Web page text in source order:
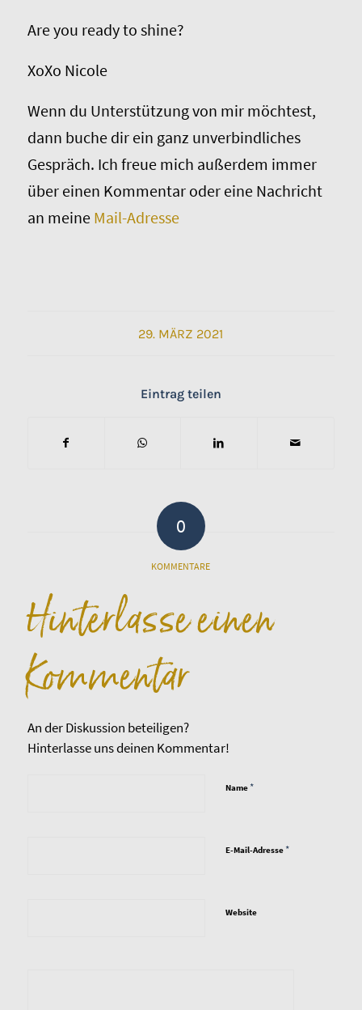
Are you ready to shine?
XoXo Nicole
Wenn du Unterstützung von mir möchtest,
dann buche dir ein ganz unverbindliches
Gespräch. Ich freue mich außerdem immer
über einen Kommentar oder eine Nachricht
an meine Mail-Adresse
29. MÄRZ 2021
Eintrag teilen
0
KOMMENTARE
Hinterlasse einen
Kommentar
An der Diskussion beteiligen?
Hinterlasse uns deinen Kommentar!
Name *
E-Mail-Adresse *
Website